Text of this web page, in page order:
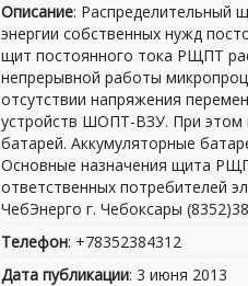
Описание: Распределительный
энергии собственных нужд
щит постоянного тока РЩПТ
непрерывной работы
отсутствии напряжения
устройств ШОПТ-ВЗУ. При этом
батарей. Аккумуляторные
Основные назначения щита
ответственных потребителей
ЧебЭнерго г. Чебоксары
Телефон: +78352384312
Дата публикации: 3 июня 2013